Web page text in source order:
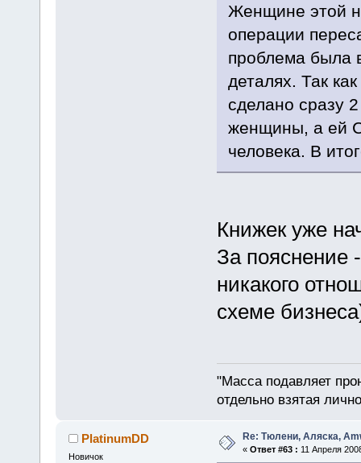
Женщине этой
операции
проблема была
деталях. Так
сделано сразу
женщины, а ей
человека. В
Книжек уже
За пояснение
никакого
схеме
"Масса подавляет
отдельно взятая
PlatinumDD
Новичок
Re: Тюлени, Аляска,
« Ответ #63 : 11 Апреля